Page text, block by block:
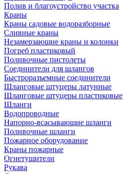
Полив и благоустройство участка
Краны
Краны садовые водоразборные
Сливные краны
Незамерзающие краны и колонки
Погреб пластиковый
Поливочные пистолеты
Соединители для шлангов
Быстроразъемные соединители
Шланговые штуцеры латунные
Шланговые штуцеры пластиковые
Шланги
Водопроводные
Напорно-всасывающие шланги
Поливочные шланги
Пожарное оборудование
Краны пожарные
Огнетушители
Рукава